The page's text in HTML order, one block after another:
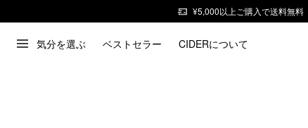
¥5,000以上ご購入で送料無料
気分を選ぶ ベストセラー CIDERについて